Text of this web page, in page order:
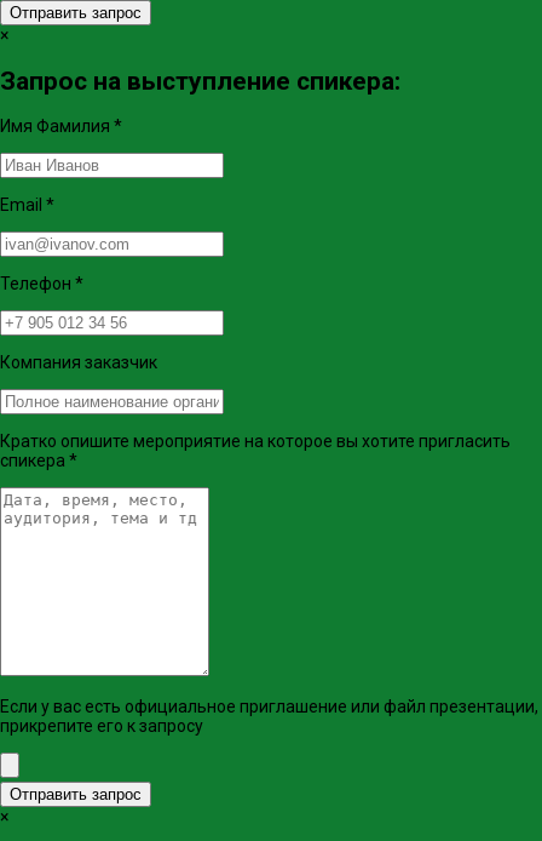
Отправить запрос
×
Запрос на выступление спикера:
Имя Фамилия *
Email *
Телефон *
Компания заказчик
Кратко опишите мероприятие на которое вы хотите пригласить
спикера *
Если у вас есть официальное приглашение или файл презентации,
прикрепите его к запросу
Отправить запрос
×